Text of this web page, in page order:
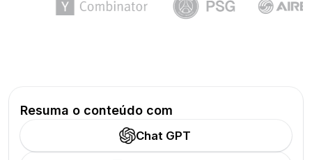
Resuma o conteúdo com
Chat GPT